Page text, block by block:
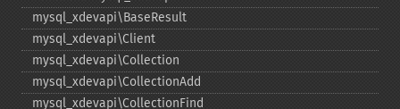
mysql_​xdevapi\BaseResult
mysql_​xdevapi\Client
mysql_​xdevapi\Collection
mysql_​xdevapi\CollectionAdd
mysql_​xdevapi\CollectionFind